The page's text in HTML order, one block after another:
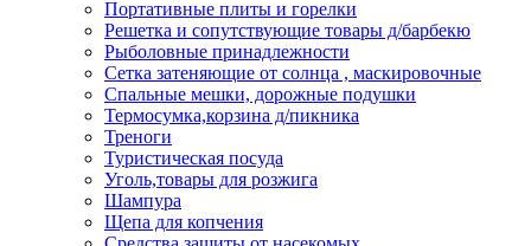
Портативные плиты и горелки
Решетка и сопутствующие товары д/барбекю
Рыболовные принадлежности
Сетка затеняющие от солнца , маскировочные
Спальные мешки, дорожные подушки
Термосумка,корзина д/пикника
Треноги
Туристическая посуда
Уголь,товары для розжига
Шампура
Щепа для копчения